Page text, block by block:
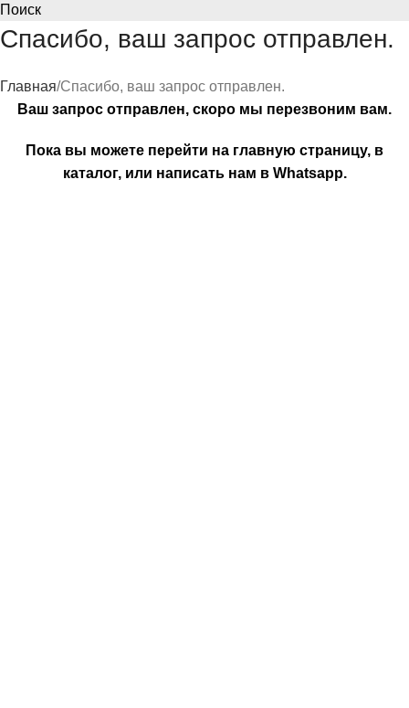
Поиск
Спасибо, ваш запрос отправлен.
Главная Спасибо, ваш запрос отправлен.
Ваш запрос отправлен, скоро мы перезвоним вам.
Пока вы можете перейти на главную страницу, в
каталог, или написать нам в Whatsapp.